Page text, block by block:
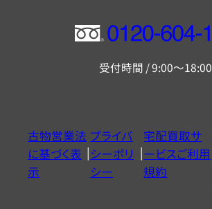
フ
ー
ヤ
ル
0120604117
受付時間 / 9:00～18:00
古物営業法
に基づく表
示
プライバ
シーポリ
シー
宅配買取サ
ービスご利用
規約